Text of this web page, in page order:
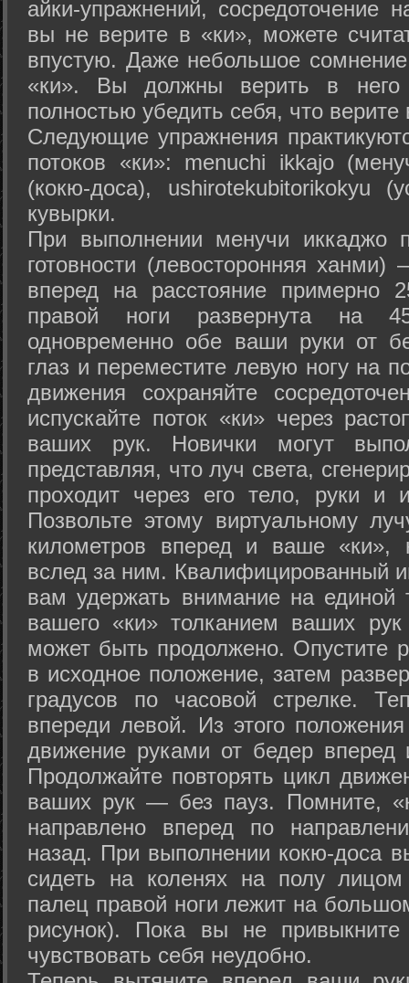
айки-упражнений, сосредоточение
вы не верите в «ки», можете
впустую. Даже небольшое сомнение
«ки». Вы должны верить в
полностью убедить себя, что верите
Следующие упражнения
потоков «ки»: menuchi ikkajo
(кокю-доса), ushiro­tekubitori­kokyu
кувырки.
При выполнении менучи иккаджо
готовности (левосторонняя
вперед на расстояние примерно
правой ноги развернута на
одновременно обе ваши руки от
глаз и переместите левую ногу на
движения сохраняйте
испускайте поток «ки» через
ваших рук. Новички могут
представляя, что луч света,
проходит через его тело, руки и
Позвольте этому виртуальному
километров вперед и ваше «ки»,
вслед за ним. Квалифицированный
вам удержать внимание на единой
вашего «ки» толканием ваших
может быть продолжено. Опустите
в исходное положение, затем
градусов по часовой стрелке.
впереди левой. Из этого
движение руками от бедер вперед
Продолжайте повторять цикл
ваших рук — без пауз. Помните,
направлено вперед по
назад. При выполнении кокю-доса
сидеть на коленях на полу
палец правой ноги лежит на
рисунок). Пока вы не
чувствовать себя неудобно.